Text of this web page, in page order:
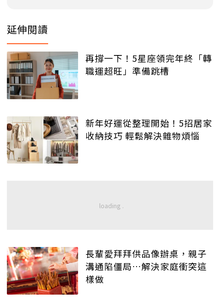
延伸閱讀
再撐一下！5星座領完年終「轉
職運超旺」準備跳槽
新年好運從整理開始！5招居家
收納技巧 輕鬆解決雜物煩惱
長輩愛拜拜供品像辦桌，親子
溝通陷僵局…解決家庭衝突這
樣做